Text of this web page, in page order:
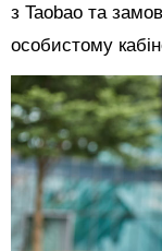
з Taobao та
особистому